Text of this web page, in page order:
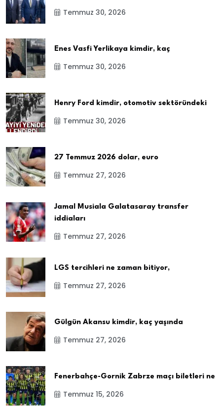
Temmuz 30, 2026
Enes Vasfi Yerlikaya kimdir, kaç
Temmuz 30, 2026
Henry Ford kimdir, otomotiv sektöründeki
Temmuz 30, 2026
27 Temmuz 2026 dolar, euro
Temmuz 27, 2026
Jamal Musiala Galatasaray transfer
iddiaları
Temmuz 27, 2026
LGS tercihleri ne zaman bitiyor,
Temmuz 27, 2026
Gülgün Akansu kimdir, kaç yaşında
Temmuz 27, 2026
Fenerbahçe-Gornik Zabrze maçı biletleri ne
Temmuz 15, 2026